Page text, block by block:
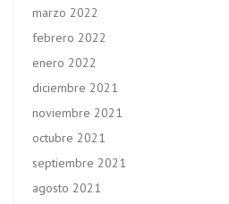
marzo 2022
febrero 2022
enero 2022
diciembre 2021
noviembre 2021
octubre 2021
septiembre 2021
agosto 2021